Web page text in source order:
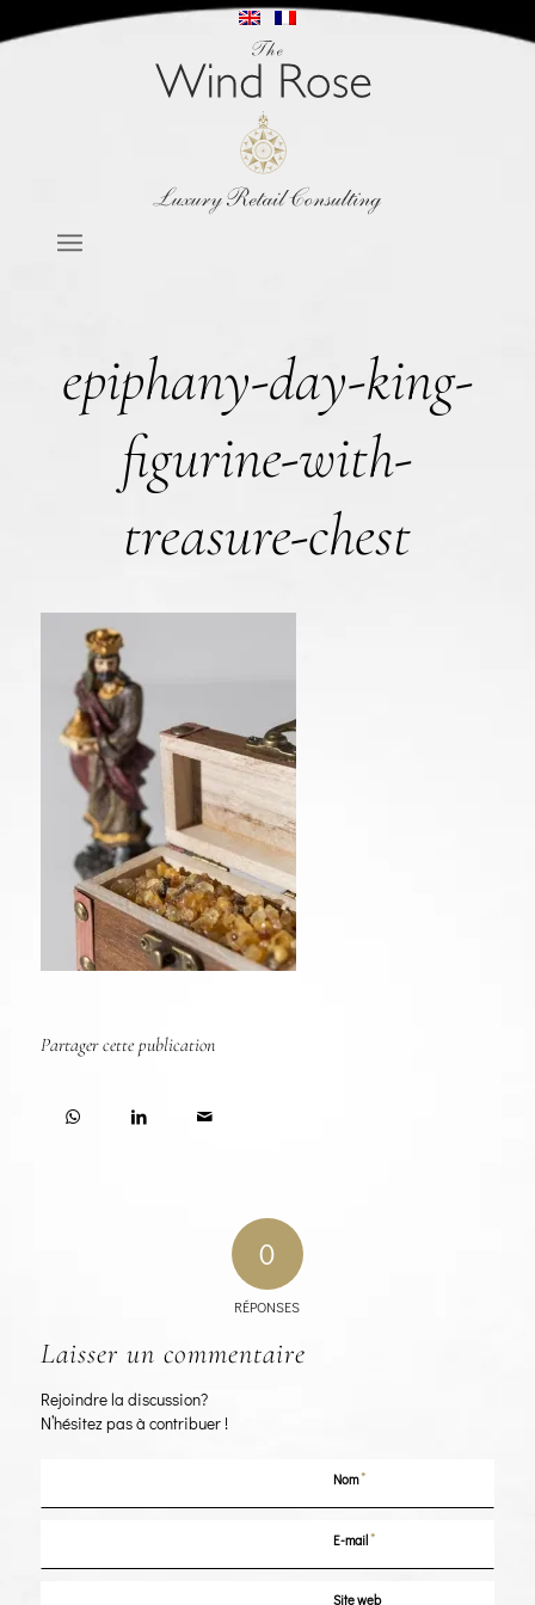
epiphany-day-king-
figurine-with-
treasure-chest
Partager cette publication
0
RÉPONSES
Laisser un commentaire
Rejoindre la discussion?
N’hésitez pas à contribuer !
Nom*
E-mail*
Site web